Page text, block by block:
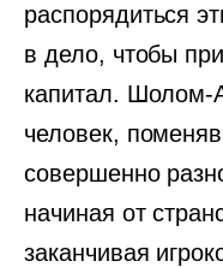
распорядиться
в дело, чтобы
капитал. Шолом-
человек,
совершенно
начиная от
заканчивая